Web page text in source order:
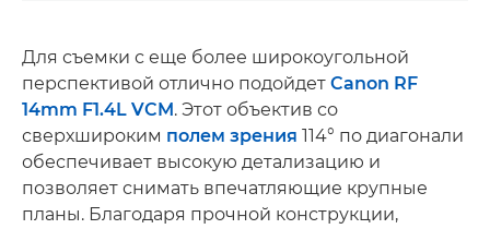
Для съемки с еще более широкоугольной
перспективой отлично подойдет Canon RF
14mm F1.4L VCM . Этот объектив со
сверхшироким полем зрения 114° по диагонали
обеспечивает высокую детализацию и
позволяет снимать впечатляющие крупные
планы. Благодаря прочной конструкции,